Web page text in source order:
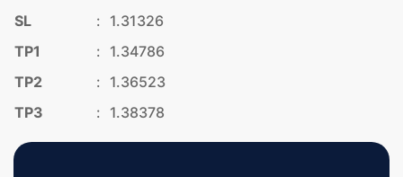
SL
: 1.31326
TP1
: 1.34786
TP2
: 1.36523
TP3
: 1.38378